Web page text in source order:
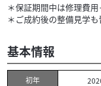
＊保証期間中は修理費
＊ご成約後の整備見学
基本情報
初年